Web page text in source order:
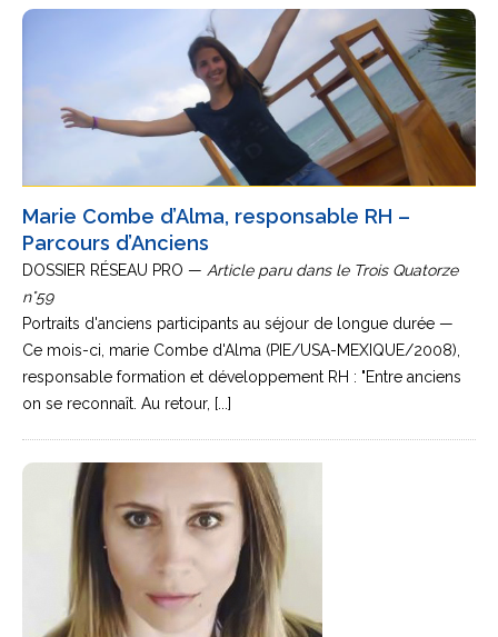
Marie Combe d’Alma, responsable RH –
Parcours d’Anciens
DOSSIER RÉSEAU PRO — Article paru dans le Trois Quatorze
n°59
Portraits d'anciens participants au séjour de longue durée —
Ce mois-ci, marie Combe d'Alma (PIE/USA-MEXIQUE/2008),
responsable formation et développement RH : "Entre anciens
on se reconnaît. Au retour, [...]